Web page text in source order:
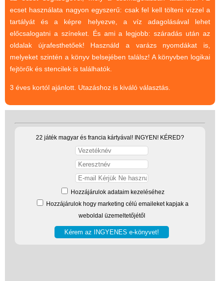
ecset használata nagyon egyszerű: csak fel kell tölteni vízzel a
tartályát és a képre helyezve, a víz adagolásával lehet
előcsalogatni a színeket. És ami a legjobb: száradás után az
oldalak újrafesthetőek! Használd a varázs nyomdákat is,
melyeket szintén a könyv belsejében találsz! A könyvben logikai
fejtörők és stencilek is találhatók.
3 éves kortól ajánlott. Utazáshoz is kiváló választás.
22 játék magyar és francia kártyával! INGYEN! KÉRED?
Hozzájárulok adataim kezeléséhez
Hozzájárulok hogy marketing célú emaileket kapjak a
weboldal üzemeltetőjétől
(baba,autó,konyha,épület,..)
Tanulást segítő játék
Társasjáték
Tudományos játék
játékok